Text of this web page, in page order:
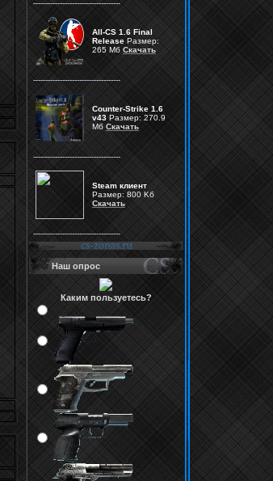
------------------------------------
All-CS 1.6 Final
ReleaseРазмер:
265 Мб Скачать
------------------------------------
Counter-Strike 1.6
v43Размер: 270.9
Мб Скачать
------------------------------------
Steam клиент
Размер: 800 Kб
Скачать
------------------------------------
Наш опрос
Каким пользуетесь?